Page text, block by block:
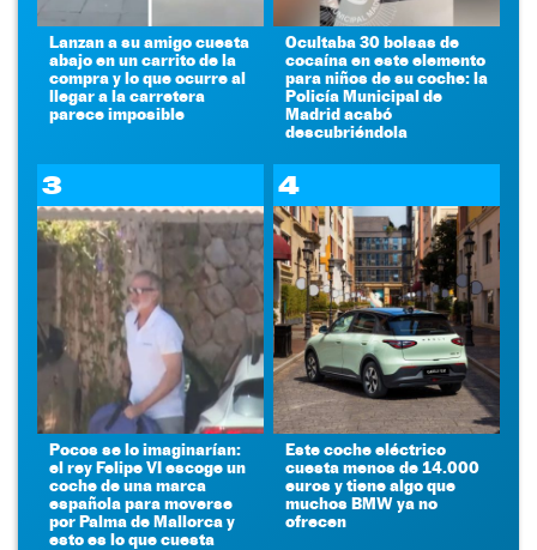
Lanzan a su amigo cuesta
abajo en un carrito de la
compra y lo que ocurre al
llegar a la carretera
parece imposible
Ocultaba 30 bolsas de
cocaína en este elemento
para niños de su coche: la
Policía Municipal de
Madrid acabó
descubriéndola
3
Pocos se lo imaginarían:
el rey Felipe VI escoge un
coche de una marca
española para moverse
por Palma de Mallorca y
esto es lo que cuesta
4
Este coche eléctrico
cuesta menos de 14.000
euros y tiene algo que
muchos BMW ya no
ofrecen